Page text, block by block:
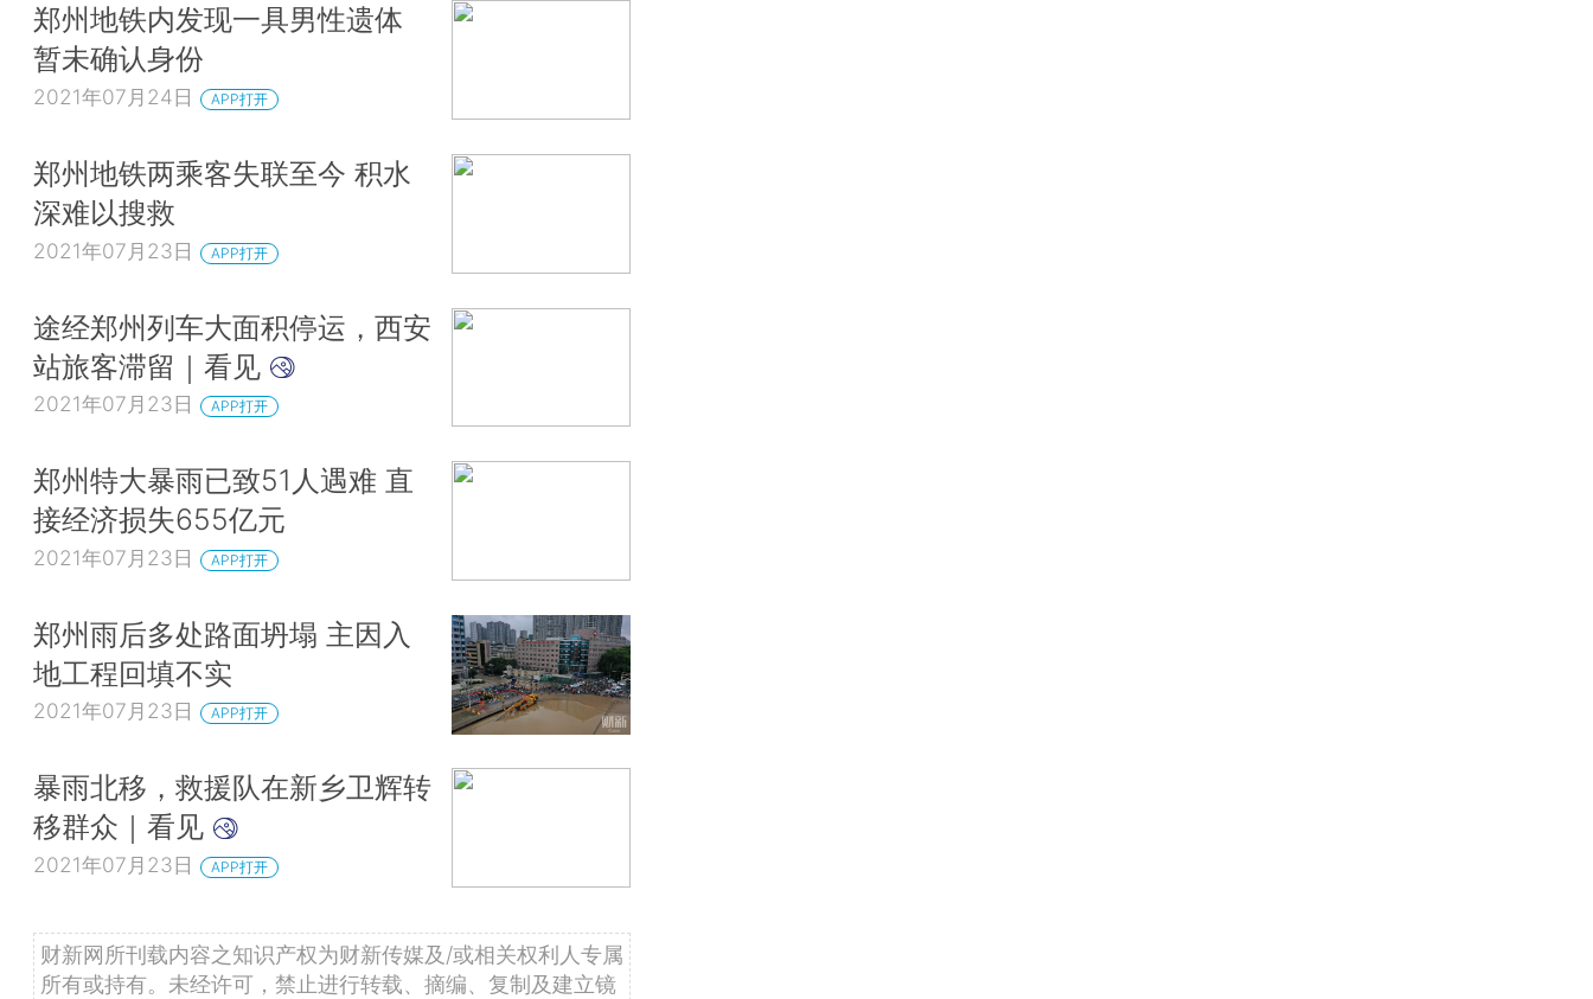
郑州地铁内发现一具男性遗体
暂未确认身份
2021年07月24日 APP打开
郑州地铁两乘客失联至今 积水
深难以搜救
2021年07月23日 APP打开
途经郑州列车大面积停运，西安
站旅客滞留｜看见
2021年07月23日 APP打开
郑州特大暴雨已致51人遇难 直
接经济损失655亿元
2021年07月23日 APP打开
郑州雨后多处路面坍塌 主因入
地工程回填不实
2021年07月23日 APP打开
暴雨北移，救援队在新乡卫辉转
移群众｜看见
2021年07月23日 APP打开
财新网所刊载内容之知识产权为财新传媒及/或相关权利人专属
所有或持有。未经许可，禁止进行转载、摘编、复制及建立镜